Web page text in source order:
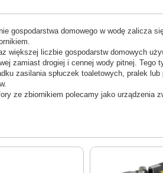
gospodarstwa domowego w wodę zalicza
większej liczbie gospodarstw domowych
zamiast drogiej i cennej wody pitnej. Tego
zasilania spłuczek toaletowych, pralek
ze zbiornikiem polecamy jako urządzenia